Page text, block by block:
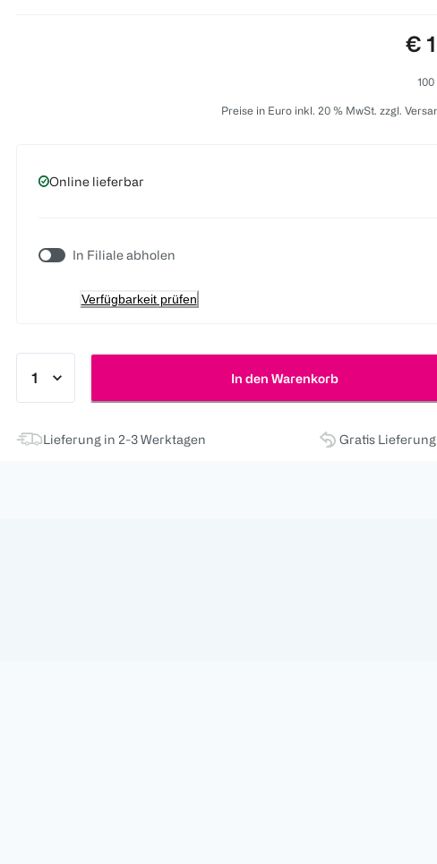
€
Preise in Euro inkl. 20 % MwSt. zzgl.
Online lieferbar
In Filiale abholen
Verfügbarkeit prüfen
In den Warenkorb
Lieferung in 2-3 Werktagen Gratis